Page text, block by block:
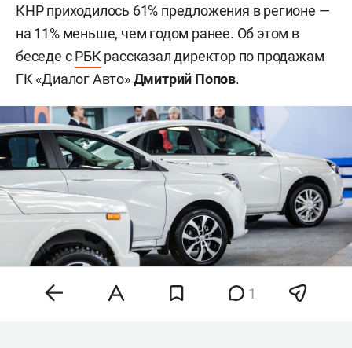
КНР приходилось 61% предложения в регионе —
на 11% меньше, чем годом ранее. Об этом в
беседе сРБК рассказал директор по продажам
ГК «Диалог Авто»Дмитрий Попов.
1